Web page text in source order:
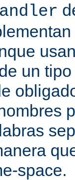
un
space.